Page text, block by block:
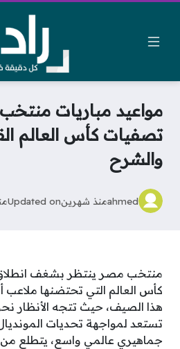
مواعيد مباريات
تصفيات كأس العالم
والشرح
ahmedمنذ شهرينUpdated on
منتخب مصر ينتظر بشغف
كأس العالم التي تحتضنها ملاعب
هذا الصيف، حيث تتجه الأنظار
تستعد لمواجهة تحديات
جماهيري عالمي واسع، يتطلع من